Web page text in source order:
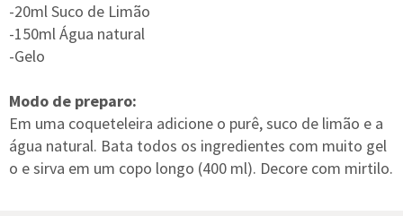
-20ml Suco de Limão
-150ml Água natural
-Gelo
Modo de preparo:
Em uma coqueteleira adicione o purê, suco de limão e a
água natural. Bata todos os ingredientes com muito gel
o e sirva em um copo longo (400 ml). Decore com mirtilo.